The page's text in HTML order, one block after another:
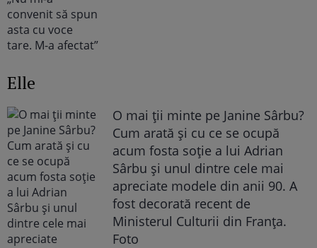
Elle
O mai ții minte pe Janine Sârbu?
Cum arată și cu ce se ocupă
acum fosta soție a lui Adrian
Sârbu și unul dintre cele mai
apreciate modele din anii 90. A
fost decorată recent de
Ministerul Culturii din Franța.
Foto